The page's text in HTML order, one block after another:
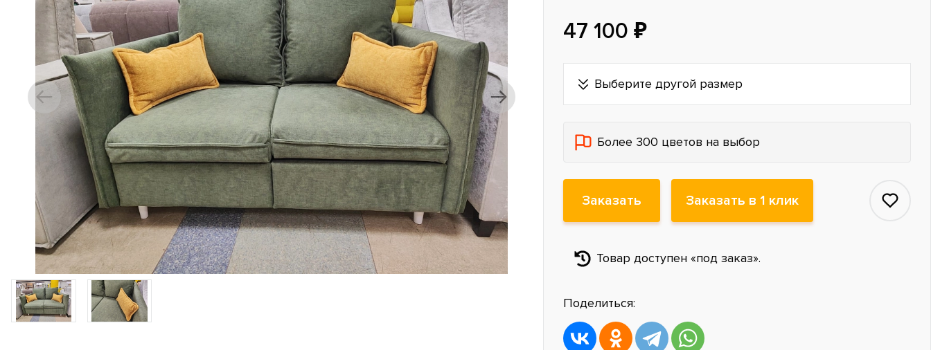
47 100 ₽
Выберите другой размер
Более 300 цветов на выбор
Заказать Заказать в 1 клик
Товар доступен «под заказ».
Поделиться: